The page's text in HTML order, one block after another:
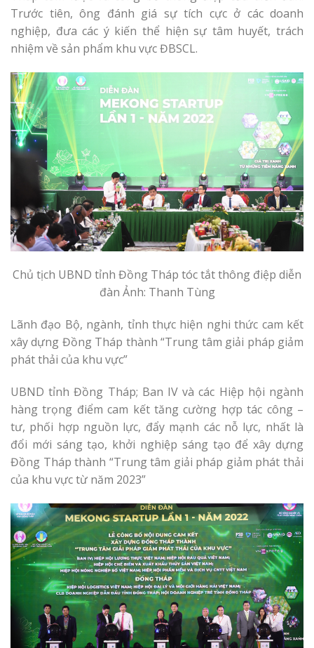
Trước tiên, ông đánh giá sự tích cực ở các doanh
nghiệp, đưa các ý kiến thể hiện sự tâm huyết, trách
nhiệm về sản phẩm khu vực ĐBSCL.
Chủ tịch UBND tỉnh Đồng Tháp tóc tắt thông điệp diễn
đàn Ảnh: Thanh Tùng
Lãnh đạo Bộ, ngành, tỉnh thực hiện nghi thức cam kết
xây dựng Đồng Tháp thành “Trung tâm giải pháp giảm
phát thải của khu vực”
UBND tỉnh Đồng Tháp; Ban IV và các Hiệp hội ngành
hàng trọng điểm cam kết tăng cường hợp tác công –
tư, phối hợp nguồn lực, đẩy mạnh các nỗ lực, nhất là
đổi mới sáng tạo, khởi nghiệp sáng tạo để xây dựng
Đồng Tháp thành “Trung tâm giải pháp giảm phát thải
của khu vực từ năm 2023”